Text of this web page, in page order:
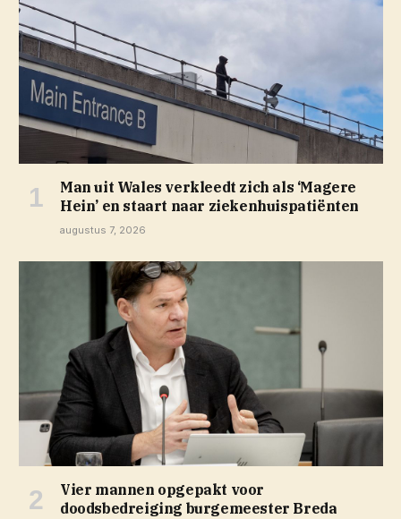
Man uit Wales verkleedt zich als ‘Magere
Hein’ en staart naar ziekenhuispatiënten
augustus 7, 2026
Vier mannen opgepakt voor
doodsbedreiging burgemeester Breda